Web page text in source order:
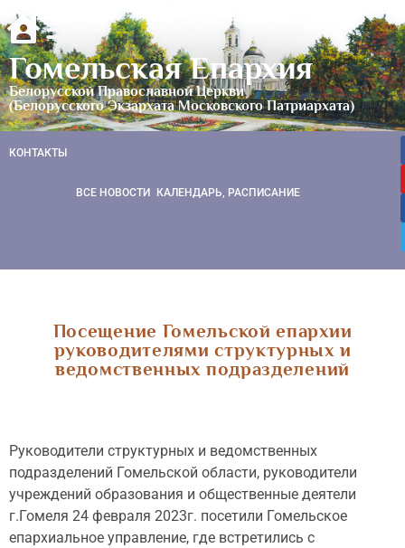
Гомельская Епархия
Белорусской Православной Церкви
(Белорусского Экзархата Московского Патриархата)
КОНТАКТЫ
ВСЕ НОВОСТИ КАЛЕНДАРЬ, РАСПИСАНИЕ
Посещение Гомельской епархии
руководителями структурных и
ведомственных подразделений
Руководители структурных и ведомственных
подразделений Гомельской области, руководители
учреждений образования и общественные деятели
г.Гомеля 24 февраля 2023г. посетили Гомельское
епархиальное управление, где встретились с